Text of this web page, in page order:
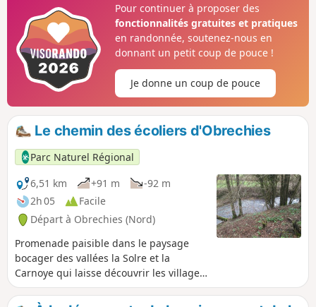
et parcs. Marcher le long de la Rivière de la Sambre, sans
oublier, à l'arriver, le magnifique Zoo de Maubeuge.
Pour continuer à proposer des
fonctionnalités gratuites et pratiques
en randonnée, soutenez-nous en
donnant un petit coup de pouce !
Je donne un coup de pouce
Le chemin des écoliers d'Obrechies
Parc Naturel Régional
6,51 km
+91 m
-92 m
2h 05
Facile
Départ à Obrechies (Nord)
Promenade paisible dans le paysage
bocager des vallées la Solre et la
Carnoye qui laisse découvrir les villages,
typiques de l’Avesnois, de Choisies et
Obrechies.